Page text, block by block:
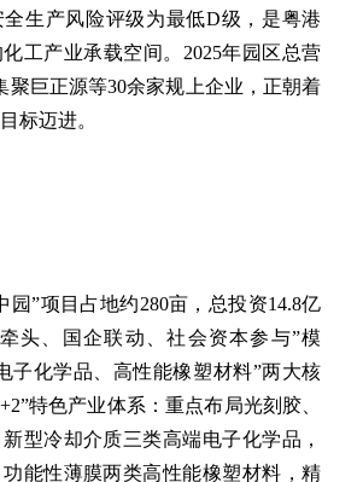
生产风险评级为最低D级，是粤港
工产业承载空间。2025年园区总营
聚巨正源等30余家规上企业，正朝着
标迈进。
园”项目占地约280亩，总投资14.8亿
头、国企联动、社会资本参与”模
子化学品、高性能橡塑材料”两大核
特色产业体系：重点布局光刻胶、
型冷却介质三类高端电子化学品，
能性薄膜两类高性能橡塑材料，精